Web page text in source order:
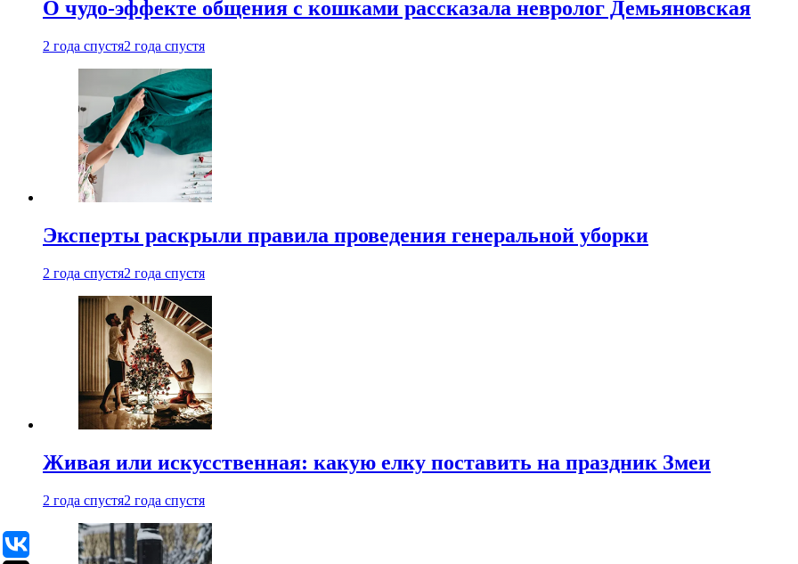
О чудо-эффекте общения с кошками рассказала невролог Демьяновская
2 года спустя2 года спустя
Эксперты раскрыли правила проведения генеральной уборки
2 года спустя2 года спустя
Живая или искусственная: какую елку поставить на праздник Змеи
2 года спустя2 года спустя